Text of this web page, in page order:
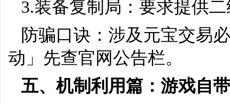
3.装备复制局：要求提供
防骗口诀：涉及元宝交易
动」先查官网公告栏。
五、机制利用篇：游戏自